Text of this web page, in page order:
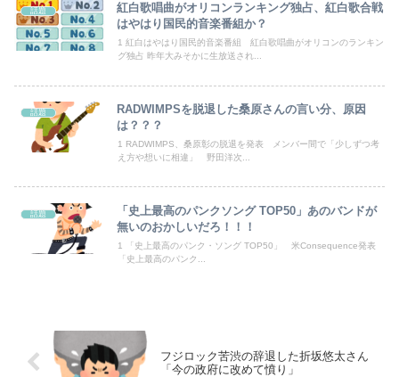
【悲報】「ブロック人数を調べるよ！」←好奇心で開いたら終わるサイトだった【HotTweets】
ハズレのフードコートに必ずある店ｗｗｗｗｗｗｗｗｗｗｗｗ
【画像】日本人の気色悪さ、たった一枚の画像に凝縮されてしまう…
話題
紅白歌唱曲がオリコンランキング独占、紅白歌合戦
はやはり国民的音楽番組か？
1 紅白はやはり国民的音楽番組 紅白歌唱曲がオリコンのランキン
グ独占 昨年大みそかに生放送され...
話題
RADWIMPSを脱退した桑原さんの言い分、原因
は？？？
1 RADWIMPS、桑原彰の脱退を発表 メンバー間で「少しずつ考
え方や想いに相違」 野田洋次...
話題
「史上最高のパンクソング TOP50」あのバンドが
無いのおかしいだろ！！！
1 「史上最高のパンク・ソング TOP50」 米Consequence発表
「史上最高のパンク...
フジロック苦渋の辞退した折坂悠太さん
「今の政府に改めて憤り」